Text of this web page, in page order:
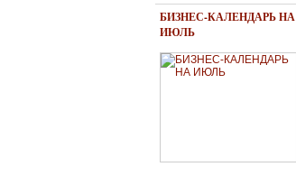
БИЗНЕС-КАЛЕНДАРЬ НА
ИЮЛЬ